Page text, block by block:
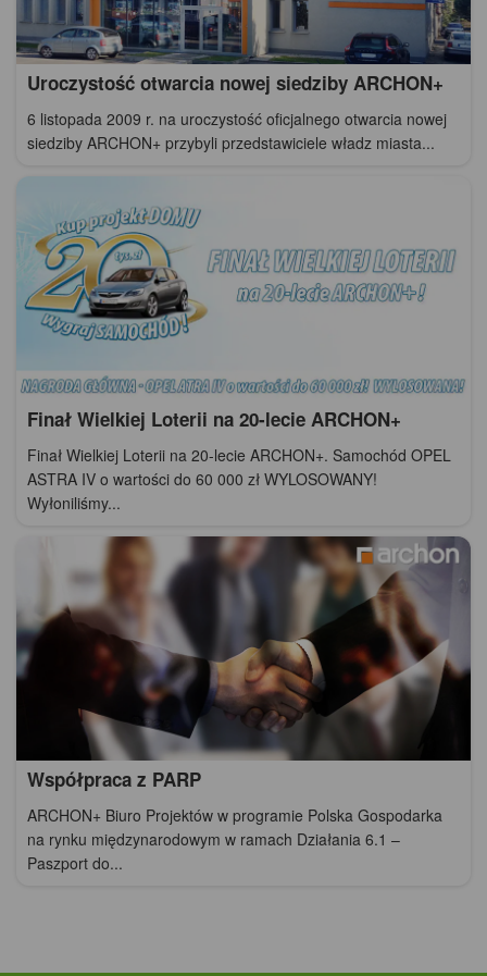
Uroczystość otwarcia nowej siedziby ARCHON+
6 listopada 2009 r. na uroczystość oficjalnego otwarcia nowej
siedziby ARCHON+ przybyli przedstawiciele władz miasta...
Finał Wielkiej Loterii na 20-lecie ARCHON+
Finał Wielkiej Loterii na 20-lecie ARCHON+. Samochód OPEL
ASTRA IV o wartości do 60 000 zł WYLOSOWANY!
Wyłoniliśmy...
Współpraca z PARP
ARCHON+ Biuro Projektów w programie Polska Gospodarka
na rynku międzynarodowym w ramach Działania 6.1 –
Paszport do...